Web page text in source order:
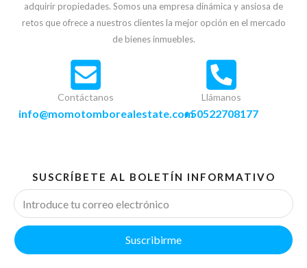
adquirir propiedades. Somos una empresa dinámica y ansiosa de
retos que ofrece a nuestros clientes la mejor opción en el mercado
de bienes inmuebles.
Contáctanos
info@momotomborealestate.com
Llámanos
+50522708177
SUSCRÍBETE AL BOLETÍN INFORMATIVO
Suscribirme